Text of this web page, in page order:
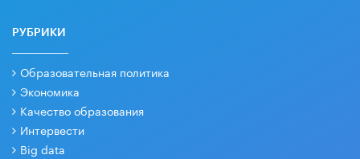
РУБРИКИ
Образовательная политика
Экономика
Качество образования
Интервести
Big data